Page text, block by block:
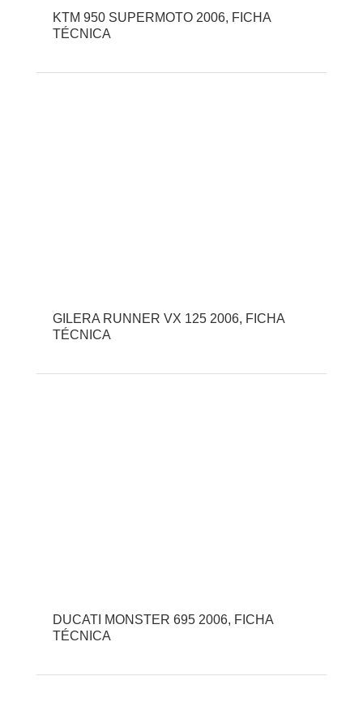
KTM 950 SUPERMOTO 2006, FICHA
TÉCNICA
GILERA RUNNER VX 125 2006, FICHA
TÉCNICA
DUCATI MONSTER 695 2006, FICHA
TÉCNICA